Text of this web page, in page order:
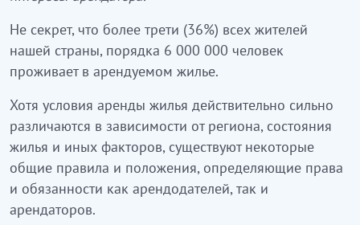
Не секрет, что более трети (36%) всех жителей
нашей страны, порядка 6 000 000 человек
проживает в арендуемом жилье.
Хотя условия аренды жилья действительно сильно
различаются в зависимости от региона, состояния
жилья и иных факторов, существуют некоторые
общие правила и положения, определяющие права
и обязанности как арендодателей, так и
арендаторов.